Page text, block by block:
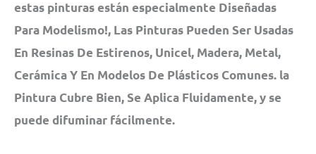
estas pinturas están especialmente Diseñadas
Para Modelismo!, Las Pinturas Pueden Ser Usadas
En Resinas De Estirenos, Unicel, Madera, Metal,
Cerámica Y En Modelos De Plásticos Comunes. la
Pintura Cubre Bien, Se Aplica Fluidamente, y se
puede difuminar fácilmente.